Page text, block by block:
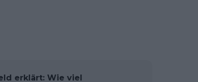
erklärt: Wie viel